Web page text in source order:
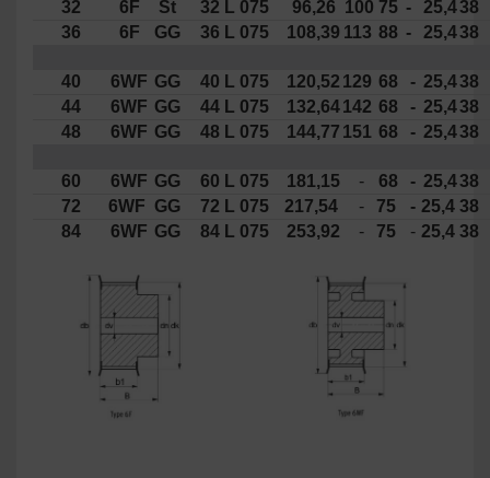
32
6F St 32 L 075 96,26 100 75 - 25,438
36
6F GG 36 L 075 108,39 113 88 - 25,438
40 6WF GG 40 L 075 120,52 129 68 - 25,438
44
6WF GG 44 L 075 132,64142 68 - 25,438
48
6WF GG 48 L 075 144,77 151 68 - 25,438
60 6WF GG 60 L 075 181,15 - 68 - 25,438
72
6WF GG 72 L 075 217,54 - 75 - 25,4 38
84
6WF GG 84 L 075 253,92 - 75 - 25,4 38